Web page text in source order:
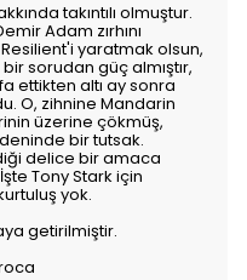
takıntılı olmuştur.
Adam zırhını
yaratmak olsun,
sorudan güç almıştır,
ettikten altı ay sonra
O, zihnine Mandarin
üzerine çökmüş,
bir tutsak.
delice bir amaca
Tony Stark için
yok.
getirilmiştir.